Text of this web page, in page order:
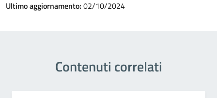
Ultimo aggiornamento: 02/10/2024
Contenuti correlati